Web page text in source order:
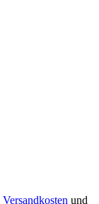
Versandkosten und